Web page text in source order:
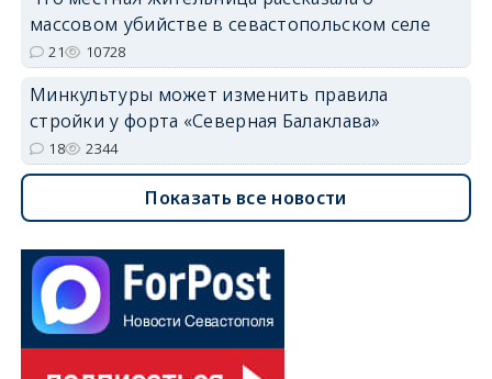
массовом убийстве в севастопольском селе
21 10728
Минкультуры может изменить правила
стройки у форта «Северная Балаклава»
18 2344
Показать все новости